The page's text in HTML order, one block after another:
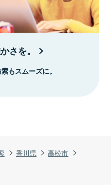
香川県
高松市
さを。
もスムーズに。